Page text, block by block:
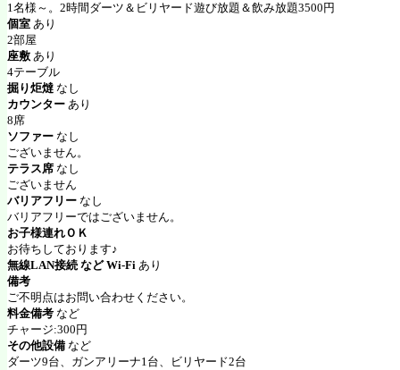
1名様～。2時間ダーツ＆ビリヤード遊び放題＆飲み放題3500円
個室 あり
2部屋
座敷 あり
4テーブル
掘り炬燵 なし
カウンター あり
8席
ソファー なし
ございません。
テラス席 なし
ございません
バリアフリー なし
バリアフリーではございません。
お子様連れＯＫ
お待ちしております♪
無線LAN接続 など Wi-Fi あり
備考
ご不明点はお問い合わせください。
料金備考 など
チャージ:300円
その他設備 など
ダーツ9台、ガンアリーナ1台、ビリヤード2台